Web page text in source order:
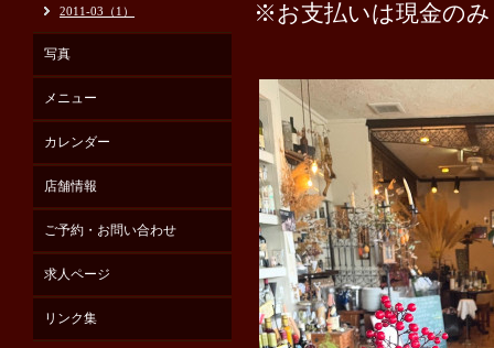
※お支払いは現金の
2011-03（1）
写真
メニュー
カレンダー
店舗情報
ご予約・お問い合わせ
求人ページ
リンク集